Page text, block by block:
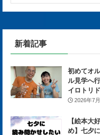
新着記事
初めてオ
ル見学へ
イロトリ
2026年7
【絵本大
め】七夕